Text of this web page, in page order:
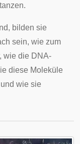
bilden sie
sein, wie zum
wie die DNA-
diese Moleküle
wie sie